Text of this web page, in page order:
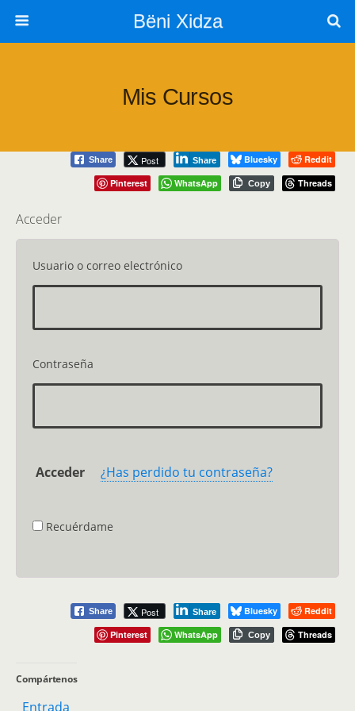
Bëni Xidza
Mis Cursos
Share Post Share Bluesky
Reddit
Pinterest
WhatsApp Copy Threads
Acceder
Usuario o correo electrónico
Contraseña
¿Has perdido tu contraseña?
Recuérdame
Share Post Share Bluesky
Reddit
Pinterest
WhatsApp Copy Threads
Compártenos
Entrada